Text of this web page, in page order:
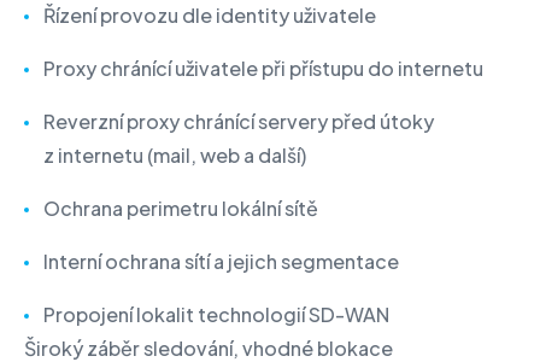
Řízení provozu dle identity uživatele
Proxy chránící uživatele při přístupu do internetu
Reverzní proxy chránící servery před útoky
z internetu (mail, web a další)
Ochrana perimetru lokální sítě
Interní ochrana sítí a jejich segmentace
Propojení lokalit technologií SD-WAN
Široký záběr sledování, vhodné blokace